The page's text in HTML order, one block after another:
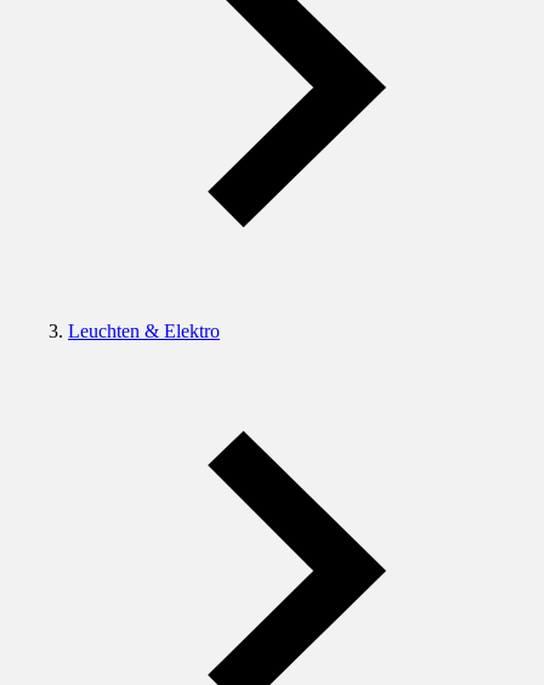
Leuchten & Elektro